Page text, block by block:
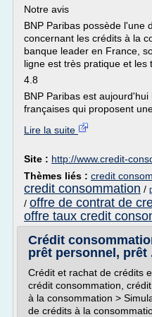
Notre avis
BNP Paribas possède l'une
concernant les crédits à la
banque leader en France,
ligne est très pratique et les
4.8
BNP Paribas est
françaises qui proposent
Lire la suite
Site : http://www.credit-
Thèmes liés : credit
credit consommation /
/ offre de contrat de
offre taux credit
Crédit
prêt personnel, prêt
Crédit et rachat de crédits
crédit consommation,
à la consommation >
de crédits à la